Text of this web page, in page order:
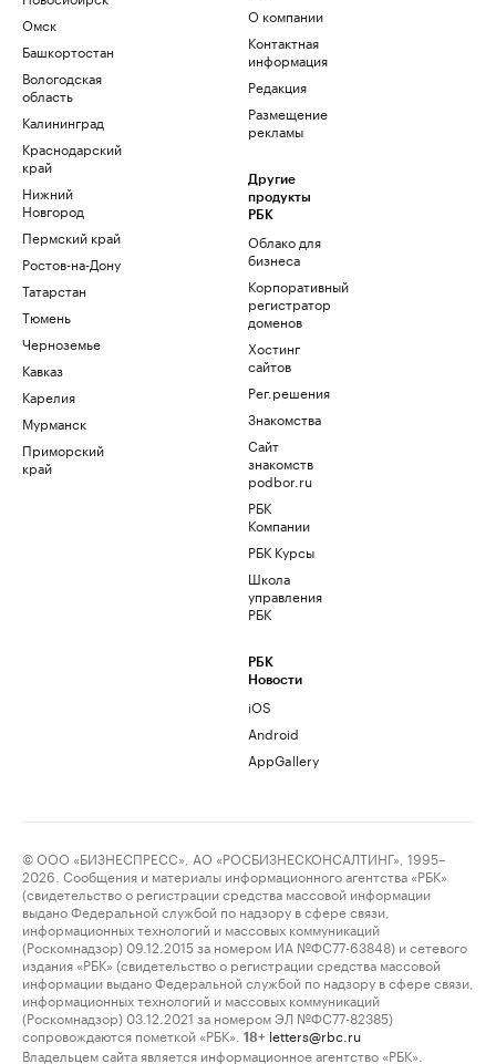
Омск
Башкортостан
Вологодская
область
Калининград
Краснодарский
край
Нижний
Новгород
Пермский край
Ростов-на-Дону
Татарстан
Тюмень
Черноземье
Кавказ
Карелия
Мурманск
Приморский
край
О компании
Контактная
информация
Редакция
Размещение
рекламы
Другие
продукты
РБК
Облако для
бизнеса
Корпоративный
регистратор
доменов
Хостинг
сайтов
Рег.решения
Знакомства
Сайт
знакомств
podbor.ru
РБК
Компании
РБК Курсы
Школа
управления
РБК
РБК
Новости
iOS
Android
AppGallery
© ООО «БИЗНЕСПРЕСС», АО «РОСБИЗНЕСКОНСАЛТИНГ», 1995–
2026. Сообщения и материалы информационного агентства «РБК»
(свидетельство о регистрации средства массовой информации
выдано Федеральной службой по надзору в сфере связи,
информационных технологий и массовых коммуникаций
(Роскомнадзор) 09.12.2015 за номером ИА №ФС77-63848) и сетевого
издания «РБК» (свидетельство о регистрации средства массовой
информации выдано Федеральной службой по надзору в сфере связи,
информационных технологий и массовых коммуникаций
(Роскомнадзор) 03.12.2021 за номером ЭЛ №ФС77-82385)
сопровождаются пометкой «РБК».
18+ letters@rbc.ru
Владельцем сайта является информационное агентство «РБК».